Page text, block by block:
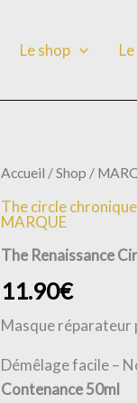
Le shop
Accueil /Shop /
The circle
MARQUE
The Renaissance
11.90€
Masque réparateur
Démêlage facile –
Contenance 50ml
quantité
The
Renaissance